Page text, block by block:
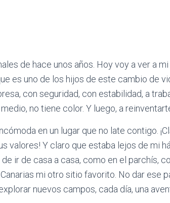
de hace unos años. Hoy voy a ver a mi
es uno de los hijos de este cambio de
con seguridad, con estabilidad, a
no tiene color. Y luego, a
en un lugar que no late contigo.
valores! Y claro que estaba lejos de mi
ir de casa a casa, como en el parchís,
mi otro sitio favorito. No dar ese
nuevos campos, cada día, una